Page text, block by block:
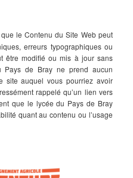
le Contenu du Site Web peut
erreurs typographiques ou
être modifié ou mis à jour sans
de Bray ne prend aucun
site auquel vous pourriez avoir
rappelé qu’un lien vers
que le lycée du Pays de Bray
quant au contenu ou l’usage